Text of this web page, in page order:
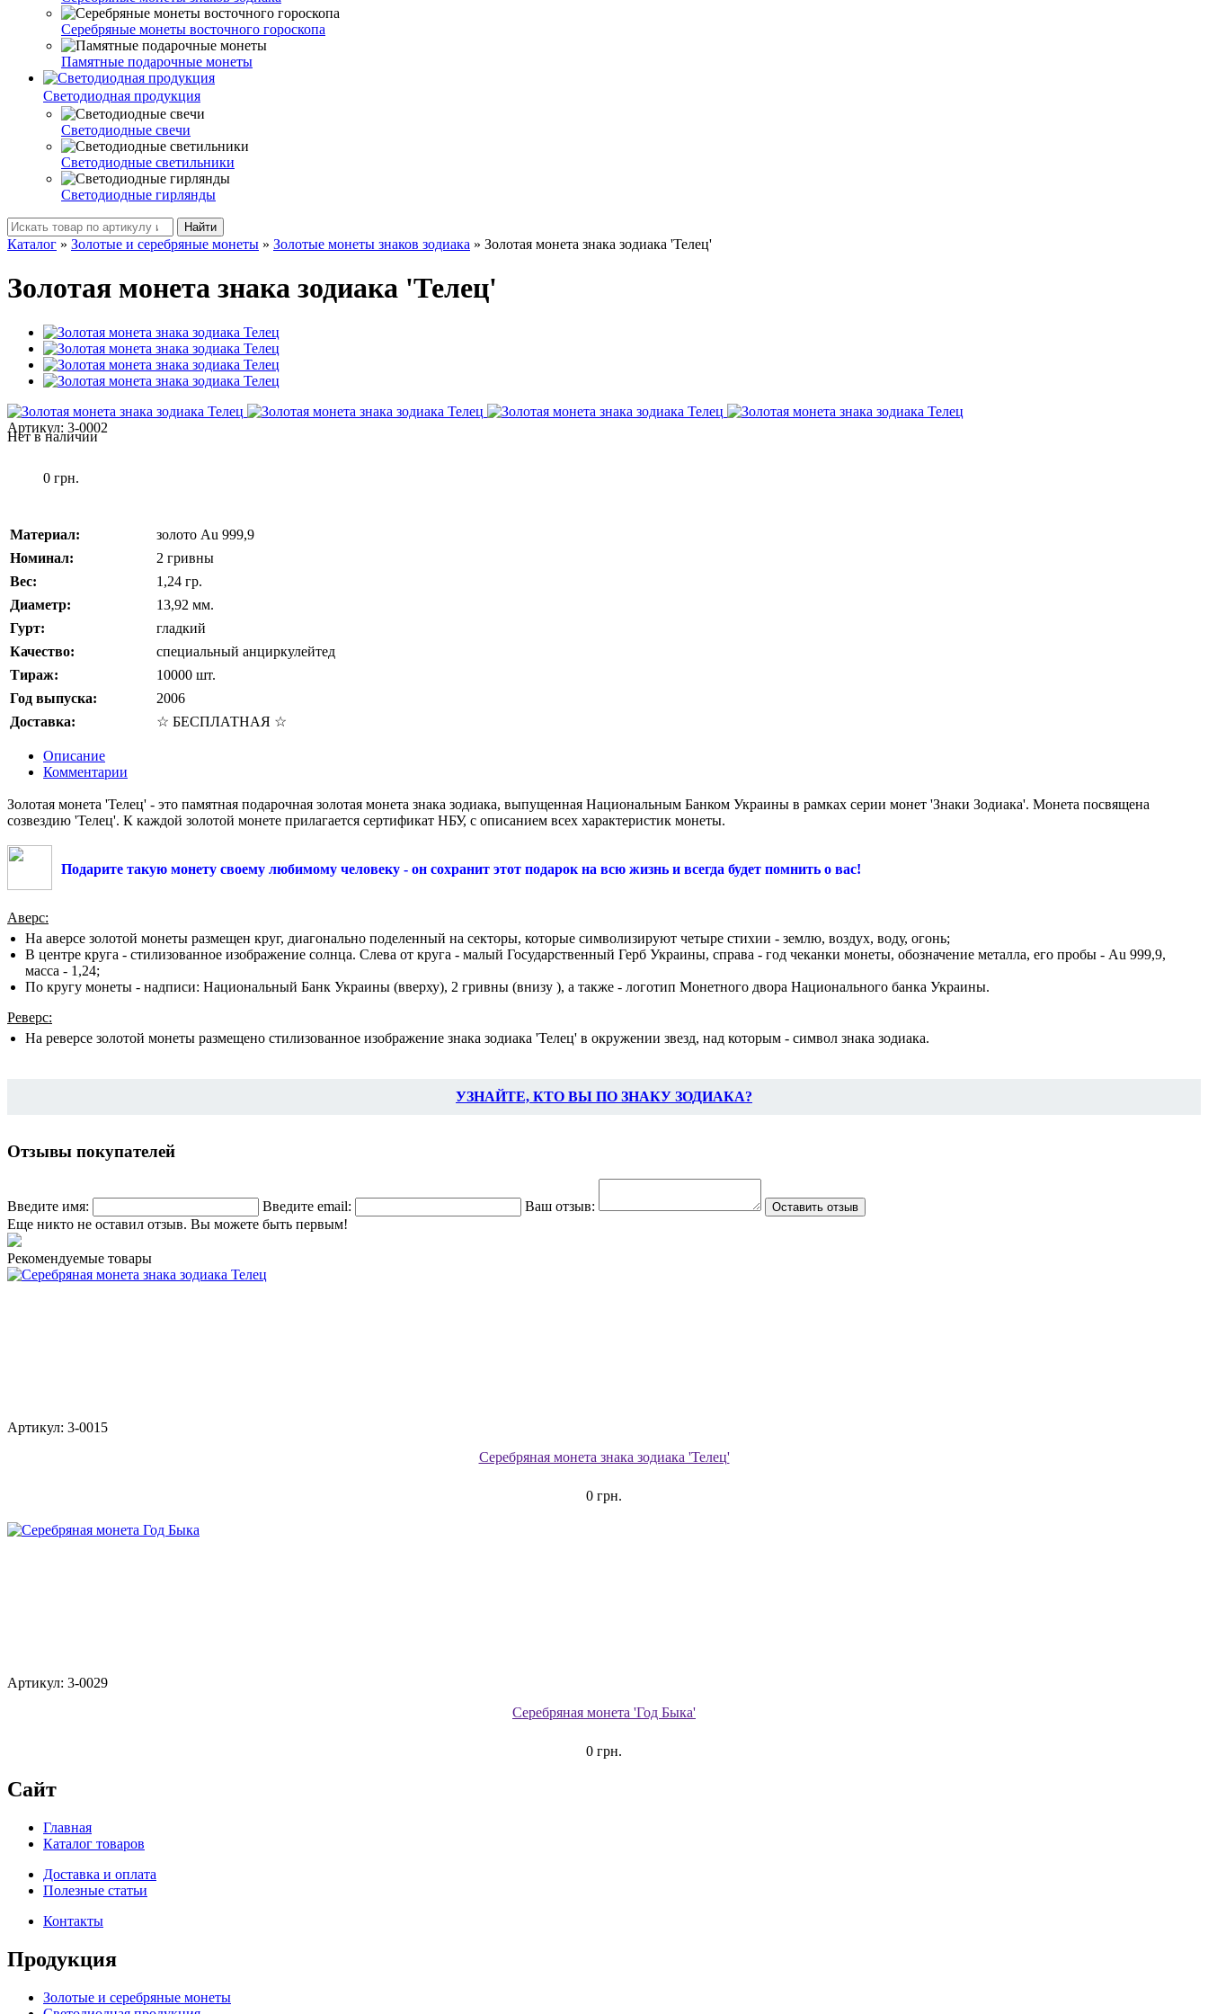
Серебряные монеты восточного гороскопа
Памятные подарочные монеты
Светодиодная продукция
Светодиодные свечи
Светодиодные светильники
Светодиодные гирлянды
Найти
Каталог » Золотые и серебряные монеты » Золотые монеты знаков зодиака » Золотая монета знака зодиака 'Телец'
Золотая монета знака зодиака 'Телец'
Артикул: 3-0002
Нет в наличии
0 грн.
Материал:
золото Au 999,9
Номинал:
2 гривны
Вес:
1,24 гр.
Диаметр:
13,92 мм.
Гурт:
гладкий
Качество:
специальный анциркулейтед
Тираж:
10000 шт.
Год выпуска:
2006
Доставка:
☆ БЕСПЛАТНАЯ ☆
Описание
Комментарии
Золотая монета 'Телец' - это памятная подарочная золотая монета знака зодиака, выпущенная Национальным Банком Украины в рамках серии монет 'Знаки Зодиака'. Монета посвящена
созвездию 'Телец'. К каждой золотой монете прилагается сертификат НБУ, с описанием всех характеристик монеты.
Подарите такую монету своему любимому человеку - он сохранит этот подарок на всю жизнь и всегда будет помнить о вас!
Аверс:
На аверсе золотой монеты размещен круг, диагонально поделенный на секторы, которые символизируют четыре стихии - землю, воздух, воду, огонь;
В центре круга - стилизованное изображение солнца. Слева от круга - малый Государственный Герб Украины, справа - год чеканки монеты, обозначение металла, его пробы - Au 999,9,
масса - 1,24;
По кругу монеты - надписи: Национальный Банк Украины (вверху), 2 гривны (внизу ), а также - логотип Монетного двора Национального банка Украины.
Реверс:
На реверсе золотой монеты размещено стилизованное изображение знака зодиака 'Телец' в окружении звезд, над которым - символ знака зодиака.
УЗНАЙТЕ, КТО ВЫ ПО ЗНАКУ ЗОДИАКА?
Отзывы покупателей
Введите имя: Введите email: Ваш отзыв: Оставить отзыв
Еще никто не оставил отзыв. Вы можете быть первым!
Рекомендуемые товары
Артикул: 3-0015
Серебряная монета знака зодиака 'Телец'
0 грн.
Артикул: 3-0029
Серебряная монета 'Год Быка'
0 грн.
Сайт
Главная
Каталог товаров
Доставка и оплата
Полезные статьи
Контакты
Продукция
Золотые и серебряные монеты